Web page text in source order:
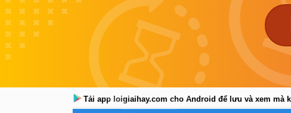
Tải app loigiaihay.com cho Android để lưu và xem mà